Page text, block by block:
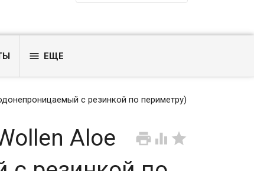
 ЕЩЕ
с резинкой по периметру)
  
Aloe